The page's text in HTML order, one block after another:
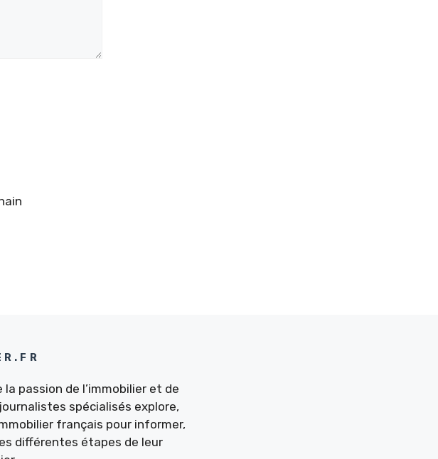
passion de l’immobilier et de
spécialisés explore,
français pour informer,
différentes étapes de leur